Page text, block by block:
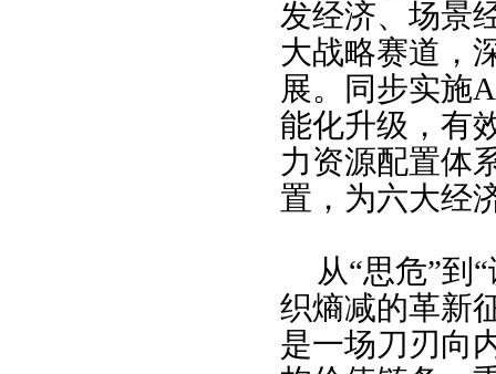
发经济、场景
大战略赛道，
展。同步实施
能化升级，有
力资源配置体
置，为六大经
从“思危”到
织熵减的革新
是一场刀刃向